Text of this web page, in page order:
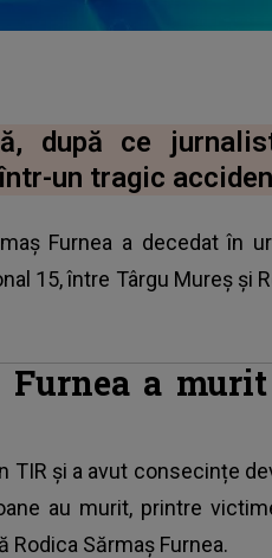
după ce
un tragic
Furnea a decedat în
15, între Târgu Mureș și
Furnea a
și a avut consecințe
au murit, printre
Sărmaș Furnea.